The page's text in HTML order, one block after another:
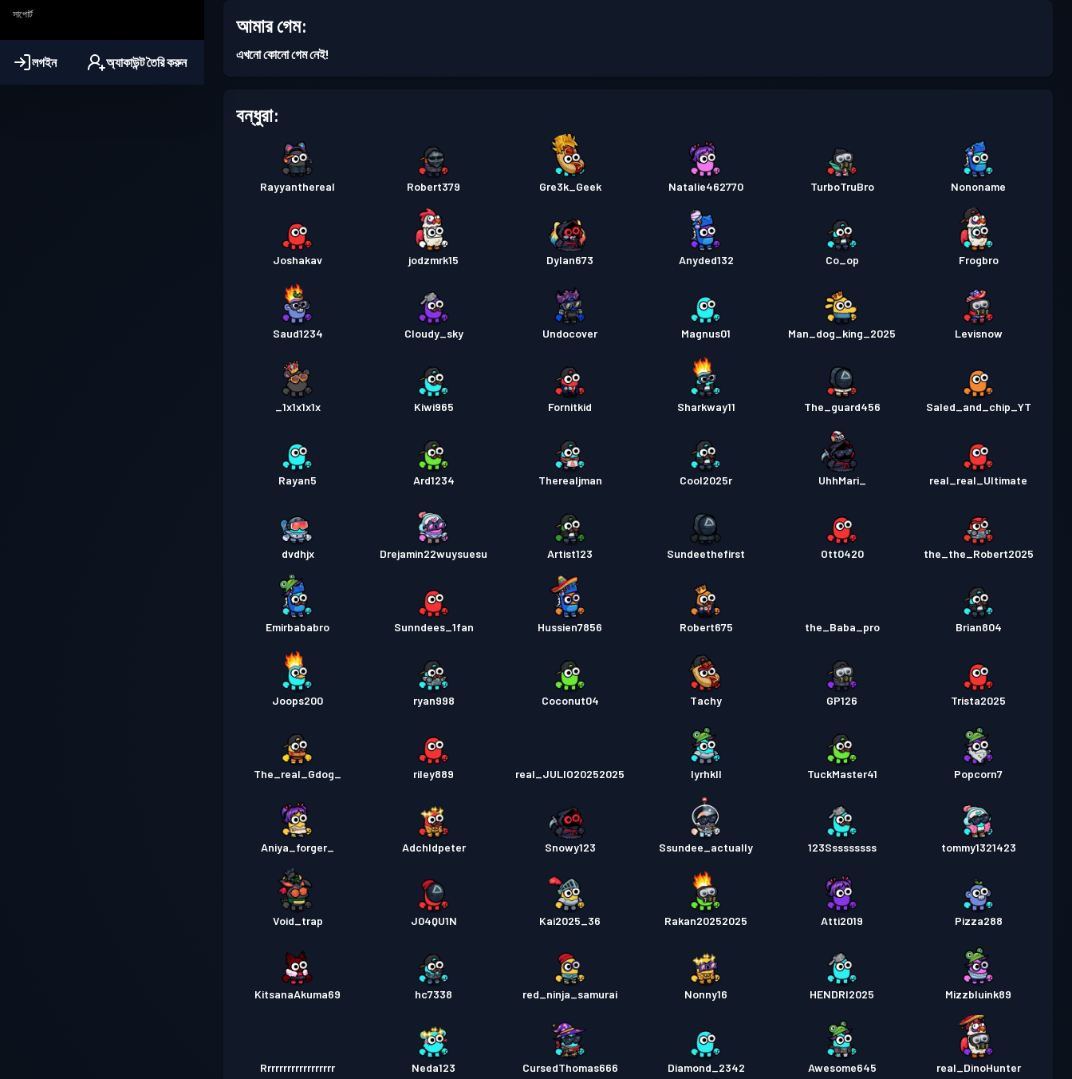
সাপোর্ট
লগইন অ্যাকাউন্ট তৈরি করুন
আমার গেম:
এখনো কোনো গেম নেই!
বন্ধুরা:
Rayyanthereal Robert379 Gre3k_Geek Natalie462770 TurboTruBro Nononame
Joshakav jodzmrk15 Dylan673 Anyded132 Co_op Frogbro
Saud1234 Cloudy_sky Undocover Magnus01 Man_dog_king_2025 Levisnow
_1x1x1x1x Kiwi965 Fornitkid Sharkway11 The_guard456 Saled_and_chip_YT
Rayan5 Ard1234 Therealjman Cool2025r UhhMari_ real_real_Ultimate
dvdhjx Drejamin22wuysuesu Artist123 Sundeethefirst Ott0420 the_the_Robert2025
Emirbababro Sunndees_1fan Hussien7856 Robert675 the_Baba_pro Brian804
Joops200 ryan998 Coconut04 Tachy GP126 Trista2025
The_real_Gdog_ riley889 real_JULIO20252025 Iyrhkll TuckMaster41 Popcorn7
Aniya_forger_ Adchldpeter Snowy123 Ssundee_actually 123Sssssssss tommy1321423
Void_trap J04QU1N Kai2025_36 Rakan20252025 Atti2019 Pizza288
KitsanaAkuma69 hc7338 red_ninja_samurai Nonny16 HENDRI2025 Mizzbluink89
Rrrrrrrrrrrrrrrrrr Neda123 CursedThomas666 Diamond_2342 Awesome645 real_DinoHunter